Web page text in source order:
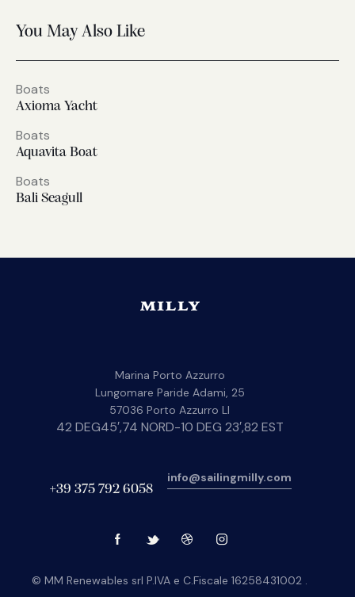
You May Also Like
Boats
Axioma Yacht
Boats
Aquavita Boat
Boats
Bali Seagull
Marina Porto Azzurro
Lungomare Paride Adami, 25
57036 Porto Azzurro LI
42 DEG45′,74 NORD-10 DEG 23′,82 EST
+39 375 792 6058
info@sailingmilly.com
© MM Renewables srl P.IVA e C.Fiscale 16258431002 .